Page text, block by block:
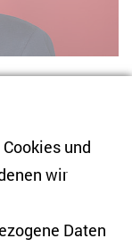
und
wir
Daten